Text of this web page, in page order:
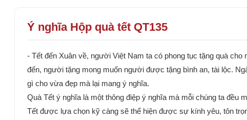
Ý nghĩa Hộp quà tết QT135
- Tết đến Xuân về, người Việt Nam ta có phong tục tặng quà
đến, người tặng mong muốn người được tặng bình an, tài lộc.
gì cho vừa đẹp mà lại mang ý nghĩa.
Quà Tết ý nghĩa là một thông điệp ý nghĩa mà mỗi chúng ta
Tết được lựa chọn kỹ càng sẽ thể hiện được sự kính yêu, tôn